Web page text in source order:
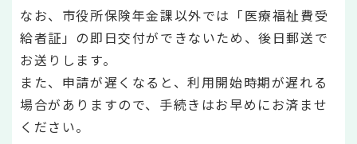
なお、市役所保険年金課以外では「医療福祉費受
給者証」の即日交付ができないため、後日郵送で
お送りします。
また、申請が遅くなると、利用開始時期が遅れる
場合がありますので、手続きはお早めにお済ませ
ください。